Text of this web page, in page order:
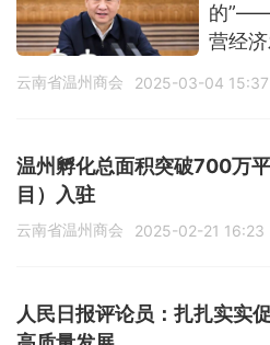
的”——
营经
云南省温州商会 2025-03-04 15:37
温州孵化总面积突破700万
目）入驻
云南省温州商会 2025-02-21 16:23
人民日报评论员：扎扎实实